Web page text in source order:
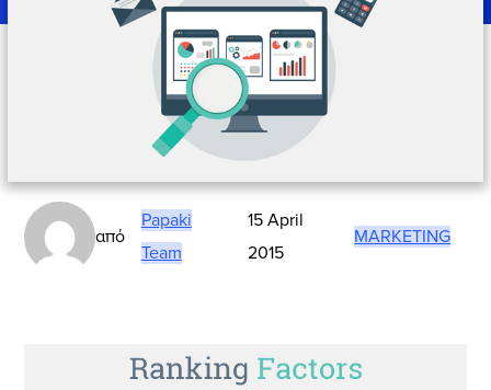
από
Papaki
Team
15 April
2015
MARKETING